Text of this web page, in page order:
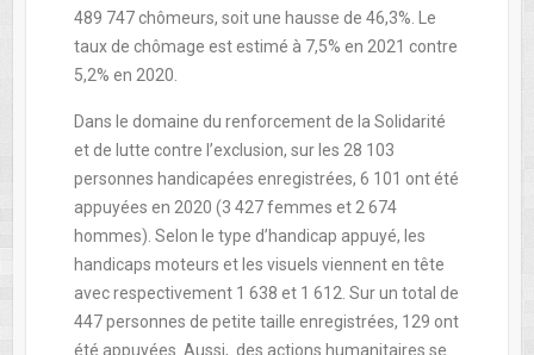
489 747 chômeurs, soit une hausse de 46,3%. Le
taux de chômage est estimé à 7,5% en 2021 contre
5,2% en 2020.
Dans le domaine du renforcement de la Solidarité
et de lutte contre l’exclusion, sur les 28 103
personnes handicapées enregistrées, 6 101 ont été
appuyées en 2020 (3 427 femmes et 2 674
hommes). Selon le type d’handicap appuyé, les
handicaps moteurs et les visuels viennent en tête
avec respectivement 1 638 et 1 612. Sur un total de
447 personnes de petite taille enregistrées, 129 ont
été appuyées. Aussi, des actions humanitaires se